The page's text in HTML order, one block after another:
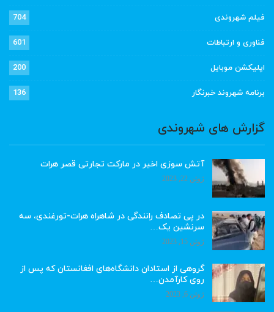
فیلم شهروندی 704
فناوری و ارتباطات 601
اپلیکشن موبایل 200
برنامه شهروند خبرنگار 136
گزارش های شهروندی
آتش سوزی اخیر در مارکت تجارتی قصر هرات
ژوئن 22, 2023
در پی تصادف رانندگی در شاهراه هرات-تورغندی، سه
سرنشین یک…
ژوئن 15, 2023
گروهی از استادان دانشگاه‌های افغانستان که پس از
روی کارآمدن…
ژوئن 6, 2023